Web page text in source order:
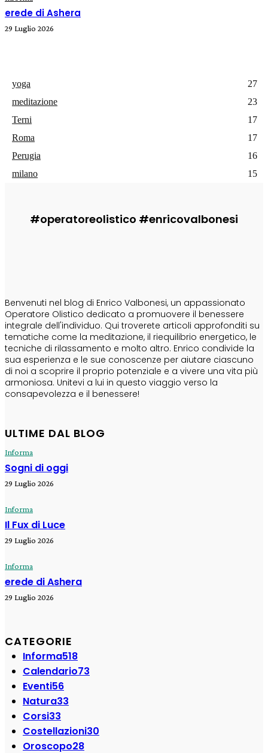
erede di Ashera
29 Luglio 2026
yoga
27
meditazione
23
Terni
17
Roma
17
Perugia
16
milano
15
#operatoreolistico #enricovalbonesi
Benvenuti nel blog di Enrico Valbonesi, un appassionato
Operatore Olistico dedicato a promuovere il benessere
integrale dell'individuo. Qui troverete articoli approfonditi su
tematiche come la meditazione, il riequilibrio energetico, le
tecniche di rilassamento e molto altro. Enrico condivide la
sua esperienza e le sue conoscenze per aiutare ciascuno
di noi a scoprire il proprio potenziale e a vivere una vita più
armoniosa. Unitevi a lui in questo viaggio verso la
consapevolezza e il benessere!
ULTIME DAL BLOG
Informa
Sogni di oggi
29 Luglio 2026
Informa
Il Fux di Luce
29 Luglio 2026
Informa
erede di Ashera
29 Luglio 2026
CATEGORIE
Informa518
Calendario73
Eventi56
Natura33
Corsi33
Costellazioni30
Oroscopo28